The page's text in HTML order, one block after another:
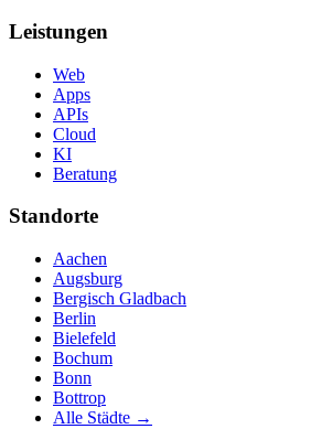
Leistungen
Web
Apps
APIs
Cloud
KI
Beratung
Standorte
Aachen
Augsburg
Bergisch Gladbach
Berlin
Bielefeld
Bochum
Bonn
Bottrop
Alle Städte →